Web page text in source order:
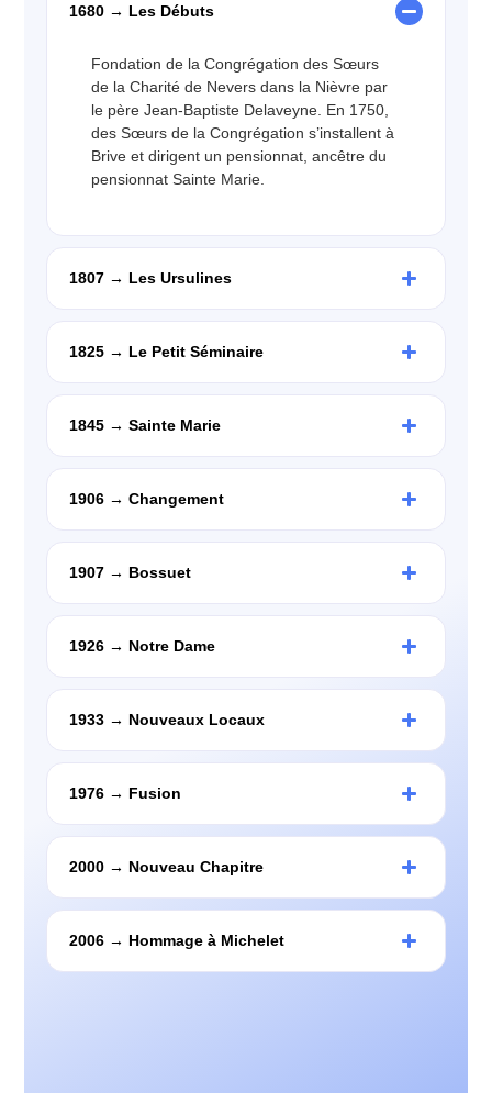
1680 → Les Débuts
Fondation de la Congrégation des Sœurs
de la Charité de Nevers dans la Nièvre par
le père Jean-Baptiste Delaveyne. En 1750,
des Sœurs de la Congrégation s’installent à
Brive et dirigent un pensionnat, ancêtre du
pensionnat Sainte Marie.
1807 → Les Ursulines
1825 → Le Petit Séminaire
1845 → Sainte Marie
1906 → Changement
1907 → Bossuet
1926 → Notre Dame
1933 → Nouveaux Locaux
1976 → Fusion
2000 → Nouveau Chapitre
2006 → Hommage à Michelet